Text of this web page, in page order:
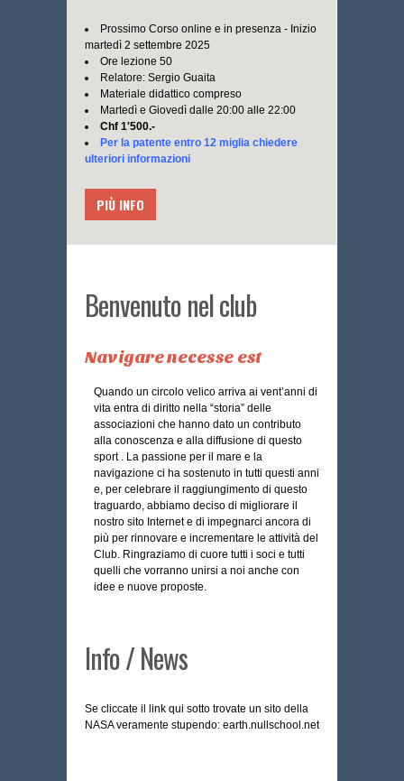
Prossimo Corso online e in presenza - Inizio
martedì 2 settembre 2025
Ore lezione 50
Relatore: Sergio Guaita
Materiale didattico compreso
Martedì e Giovedì dalle 20:00 alle 22:00
Chf 1'500.-
Per la patente entro 12 miglia chiedere
ulteriori informazioni
PIÙ INFO
Benvenuto nel club
Navigare necesse est
Quando un circolo velico arriva ai vent’anni di
vita entra di diritto nella “storia” delle
associazioni che hanno dato un contributo
alla conoscenza e alla diffusione di questo
sport . La passione per il mare e la
navigazione ci ha sostenuto in tutti questi anni
e, per celebrare il raggiungimento di questo
traguardo, abbiamo deciso di migliorare il
nostro sito Internet e di impegnarci ancora di
più per rinnovare e incrementare le attività del
Club. Ringraziamo di cuore tutti i soci e tutti
quelli che vorranno unirsi a noi anche con
idee e nuove proposte.
Info / News
Se cliccate il link qui sotto trovate un sito della
NASA veramente stupendo: earth.nullschool.net